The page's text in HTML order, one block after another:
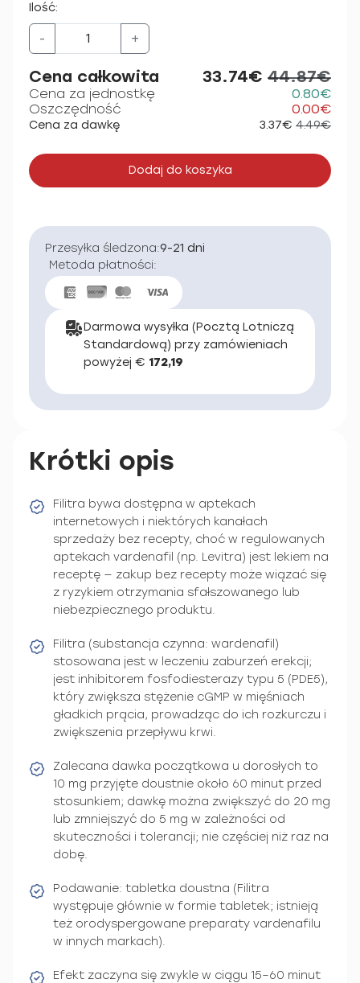
Ilość:
- +
Cena całkowita 33.74€ 44.87€
Cena za jednostkę
0.80€
Oszczędność
0.00€
Cena za dawkę 3.37€ 4.49€
Dodaj do koszyka
Przesyłka śledzona:9-21 dni
Metoda płatności:
Darmowa wysyłka (Pocztą Lotniczą
Standardową) przy zamówieniach
powyżej € 172,19
Krótki opis
Filitra bywa dostępna w aptekach
internetowych i niektórych kanałach
sprzedaży bez recepty, choć w regulowanych
aptekach vardenafil (np. Levitra) jest lekiem na
receptę — zakup bez recepty może wiązać się
z ryzykiem otrzymania sfałszowanego lub
niebezpiecznego produktu.
Filitra (substancja czynna: wardenafil)
stosowana jest w leczeniu zaburzeń erekcji;
jest inhibitorem fosfodiesterazy typu 5 (PDE5),
który zwiększa stężenie cGMP w mięśniach
gładkich prącia, prowadząc do ich rozkurczu i
zwiększenia przepływu krwi.
Zalecana dawka początkowa u dorosłych to
10 mg przyjęte doustnie około 60 minut przed
stosunkiem; dawkę można zwiększyć do 20 mg
lub zmniejszyć do 5 mg w zależności od
skuteczności i tolerancji; nie częściej niż raz na
dobę.
Podawanie: tabletka doustna (Filitra
występuje głównie w formie tabletek; istnieją
też orodyspergowane preparaty vardenafilu
w innych markach).
Efekt zaczyna się zwykle w ciągu 15–60 minut